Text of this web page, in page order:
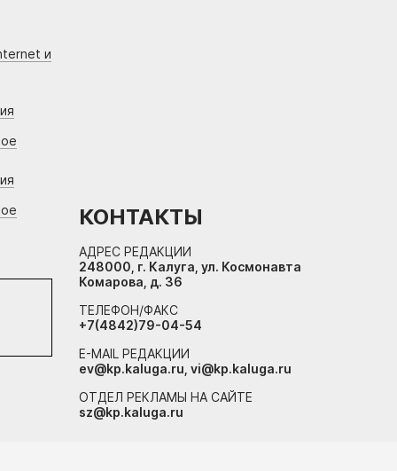
и
КОНТАКТЫ
АДРЕС РЕДАКЦИИ
248000, г. Калуга, ул. Космонавта
Комарова, д. 36
ТЕЛЕФОН/ФАКС
+7(4842)79-04-54
E-MAIL РЕДАКЦИИ
ev@kp.kaluga.ru, vi@kp.kaluga.ru
ОТДЕЛ РЕКЛАМЫ НА САЙТЕ
sz@kp.kaluga.ru